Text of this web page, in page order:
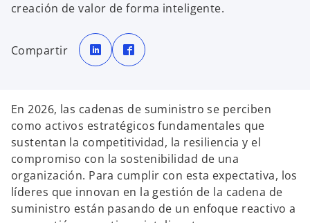
creación de valor de forma inteligente.
Compartir e
a
b
n
p
s
a
a
u
v
a
e
a
n
p
e
s
a
ñ
a
u
e
v
a
En 2026, las cadenas de suministro se perciben
como activos estratégicos fundamentales que
sustentan la competitividad, la resiliencia y el
compromiso con la sostenibilidad de una
organización. Para cumplir con esta expectativa, los
líderes que innovan en la gestión de la cadena de
suministro están pasando de un enfoque reactivo a